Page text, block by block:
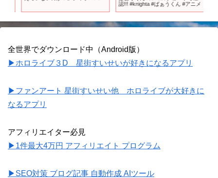
認!!! #knighta #ばぁうくん #アニメ
全世界でダウンロード中（Android版）
▶ホロライブ３D 星街すいせいが好きになるアプリ
▶ファンアート 星街すいせい他 ホロライブが大好きに
なるアプリ
アフィリエイター必見
▶1件最大4万円 アフィリエイト プログラム
▶SEO対策 ブログ記事 自動作成 AIツール